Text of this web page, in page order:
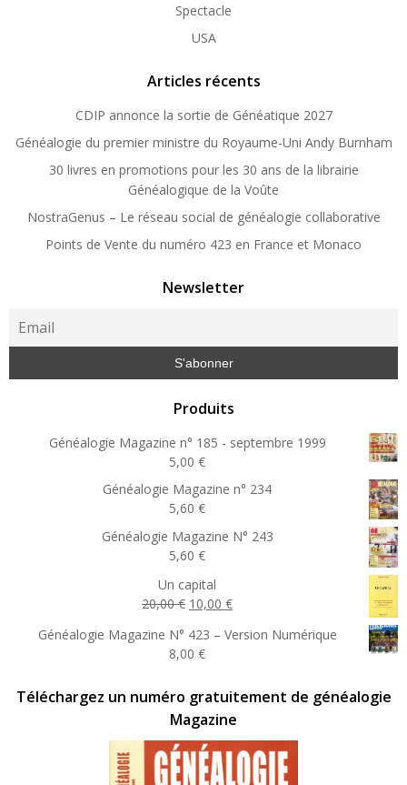
Spectacle
USA
Articles récents
CDIP annonce la sortie de Généatique 2027
Généalogie du premier ministre du Royaume-Uni Andy Burnham
30 livres en promotions pour les 30 ans de la librairie
Généalogique de la Voûte
NostraGenus – Le réseau social de généalogie collaborative
Points de Vente du numéro 423 en France et Monaco
Newsletter
Produits
Généalogie Magazine n° 185 - septembre 1999
5,00 €
Généalogie Magazine n° 234
5,60 €
Généalogie Magazine N° 243
5,60 €
Un capital
20,00€ Le
initial
était :
10,00 €Le
actuel
Généalogie Magazine N° 423 – Version Numérique
8,00 €
Téléchargez un numéro gratuitement de généalogie
Magazine